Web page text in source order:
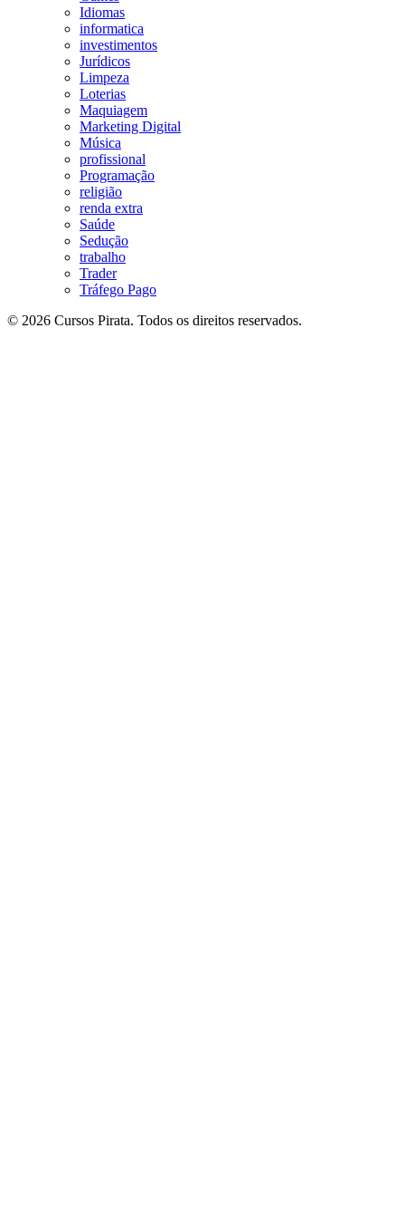
Idiomas
informatica
investimentos
Jurídicos
Limpeza
Loterias
Maquiagem
Marketing Digital
Música
profissional
Programação
religião
renda extra
Saúde
Sedução
trabalho
Trader
Tráfego Pago
© 2026 Cursos Pirata. Todos os direitos reservados.